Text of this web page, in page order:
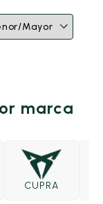
marca
CUPRA